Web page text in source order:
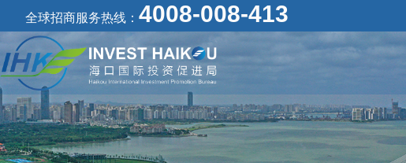
全球招商服务热线： 4008-008-413